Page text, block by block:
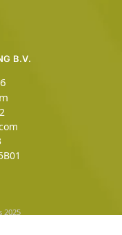
B.V.
2025